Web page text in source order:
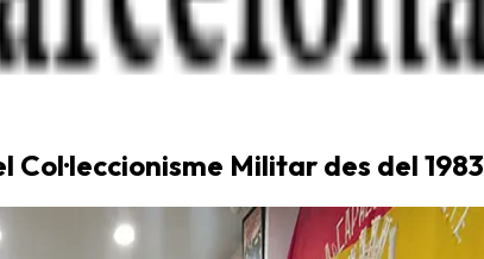
Militar des del 1983